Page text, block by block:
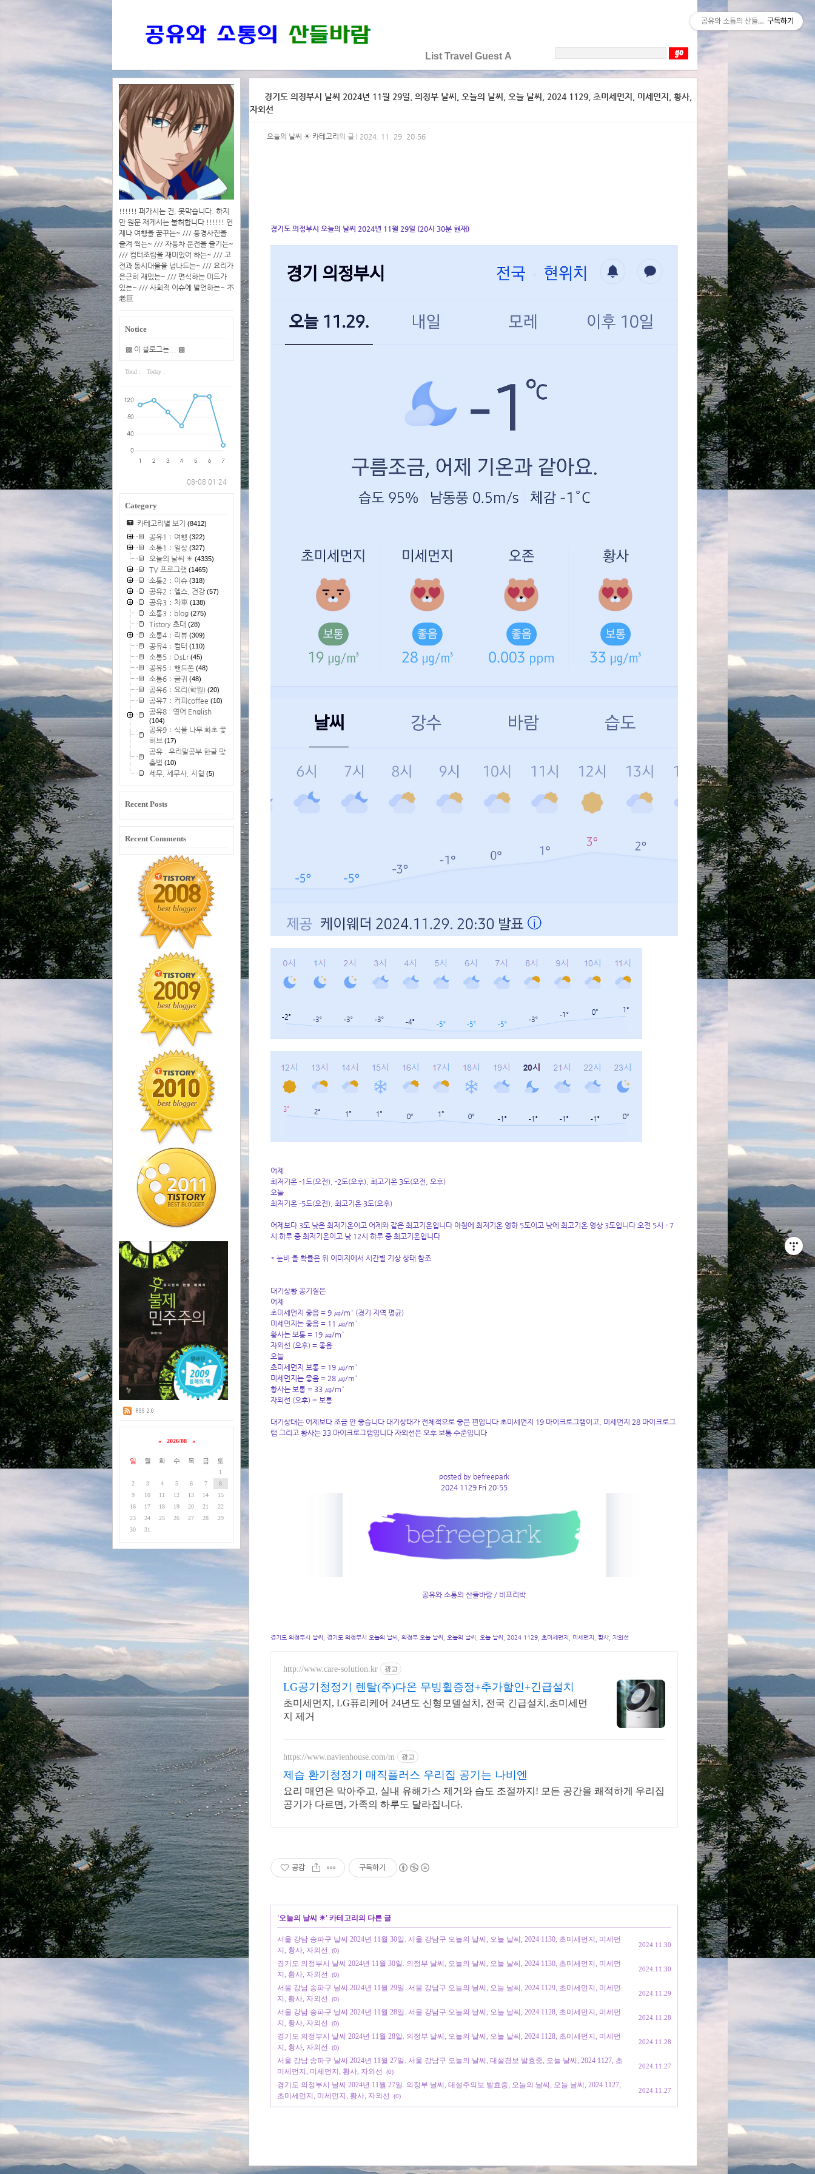
List Travel Guest A
!!!!!! 퍼가시는 건, 못막습니다. 하지
만 원문 재게시는 불허합니다 !!!!!! 언
제나 여행을 꿈꾸는~ /// 풍경사진을
즐겨 찍는~ /// 자동차 운전을 즐기는~
/// 컴터조립을 재미있어 하는~ /// 고
전과 동시대물을 넘나드는~ /// 요리가
은근히 재밌는~ /// 편식하는 미드가
있는~ /// 사회적 이슈에 발언하는~ 不
老巨
Notice
▩ 이 블로그는... ▩
Total : Today :
08-08 01:24
Category
카테고리별 보기 (8412)
공유1：여행 (322)
소통1：일상(327)
오늘의 날씨 ☀ (4335)
TV 프로그램 (1465)
소통2：이슈(318)
공유2：헬스, 건강(57)
공유3：차車(138)
소통3：blog(275)
Tistory 초대 (28)
소통4：리뷰(309)
공유4：컴터 (110)
소통5：DsLr(45)
공유5：핸드폰(48)
소통6：글귀 (48)
공유6：요리(학원)(20)
공유7：커피coffee (10)
공유8 : 영어 English
(104)
공유9：식물 나무 화초 꽃
허브 (17)
공유 : 우리말공부 한글 맞
춤법 (10)
세무, 세무사, 시험 (5)
Recent Posts
Recent Comments
« 2026/08 »
일 월 화 수 목 금 토
1
2
3 4 5 6 7
8
9
10 11 12 13 14
15
16
17 18 19 20 21
22
23
24 25 26 27 28
29
30
31
경기도 의정부시 날씨 2024년 11월 29일. 의정부 날씨, 오늘의 날씨, 오늘 날씨, 2024 1129, 초미세먼지, 미세먼지, 황사,
자외선
오늘의 날씨 ☀ 카테고리 의 글 | 2024. 11. 29. 20:56
경기도 의정부시 오늘의 날씨 2024년 11월 29일 (20시 30분 현재)
어제
최저기온 -1도(오전), -2도(오후), 최고기온 3도(오전, 오후)
오늘
최저기온 -5도(오전), 최고기온 3도(오후)
어제보다 3도 낮은 최저기온이고 어제와 같은 최고기온입니다 아침에 최저기온 영하 5도이고 낮에 최고기온 영상 3도입니다 오전 5시 - 7
시 하루 중 최저기온이고 낮 12시 하루 중 최고기온입니다
* 눈비 올 확률은 위 이미지에서 시간별 기상 상태 참조
대기상황 공기질은
어제
초미세먼지 좋음 = 9 ㎍/m³ (경기 지역 평균)
미세먼지는 좋음 = 11 ㎍/m³
황사는 보통 = 19 ㎍/m³
자외선 (오후) = 좋음
오늘
초미세먼지 보통 = 19 ㎍/m³
미세먼지는 좋음 = 28 ㎍/m³
황사는 보통 = 33 ㎍/m³
자외선 (오후) = 보통
대기상태는 어제보다 조금 안 좋습니다 대기상태가 전체적으로 좋은 편입니다 초미세먼지 19 마이크로그램이고, 미세먼지 28 마이크로그
램 그리고 황사는 33 마이크로그램입니다 자외선은 오후 보통 수준입니다
posted by befreepark
2024 1129 Fri 20:55
공유와 소통의 산들바람 / 비프리박
경기도 의정부시 날씨, 경기도 의정부시 오늘의 날씨, 의정부 오늘 날씨, 오늘의 날씨, 오늘 날씨, 2024 1129, 초미세먼지, 미세먼지, 황사, 자외선
http://www.care-solution.kr 광고
LG공기청정기 렌탈(주)다온 무빙휠증정+추가할인+긴급설치
초미세먼지, LG퓨리케어 24년도 신형모델설치, 전국 긴급설치,초미세먼
지 제거
https://www.navienhouse.com/m 광고
제습 환기청정기 매직플러스 우리집 공기는 나비엔
요리 매연은 막아주고, 실내 유해가스 제거와 습도 조절까지! 모든 공간을 쾌적하게 우리집
공기가 다르면, 가족의 하루도 달라집니다.
공감 구독하기
'오늘의 날씨 ☀' 카테고리의 다른 글
서울 강남 송파구 날씨 2024년 11월 30일. 서울 강남구 오늘의 날씨, 오늘 날씨, 2024 1130, 초미세먼지, 미세먼
지, 황사, 자외선
(0)
2024.11.30
경기도 의정부시 날씨 2024년 11월 30일. 의정부 날씨, 오늘의 날씨, 오늘 날씨, 2024 1130, 초미세먼지, 미세먼
지, 황사, 자외선
(0)
2024.11.30
서울 강남 송파구 날씨 2024년 11월 29일. 서울 강남구 오늘의 날씨, 오늘 날씨, 2024 1129, 초미세먼지, 미세먼
지, 황사, 자외선
(0)
2024.11.29
서울 강남 송파구 날씨 2024년 11월 28일. 서울 강남구 오늘의 날씨, 오늘 날씨, 2024 1128, 초미세먼지, 미세먼
지, 황사, 자외선
(0)
2024.11.28
경기도 의정부시 날씨 2024년 11월 28일. 의정부 날씨, 오늘의 날씨, 오늘 날씨, 2024 1128, 초미세먼지, 미세먼
지, 황사, 자외선
(0)
2024.11.28
서울 강남 송파구 날씨 2024년 11월 27일. 서울 강남구 오늘의 날씨, 대설경보 발효중, 오늘 날씨, 2024 1127, 초
미세먼지, 미세먼지, 황사, 자외선
(0)
2024.11.27
경기도 의정부시 날씨 2024년 11월 27일. 의정부 날씨, 대설주의보 발효중, 오늘의 날씨, 오늘 날씨, 2024 1127,
초미세먼지, 미세먼지, 황사, 자외선
(0)
2024.11.27
공유와 소통의 산들바람구독하기